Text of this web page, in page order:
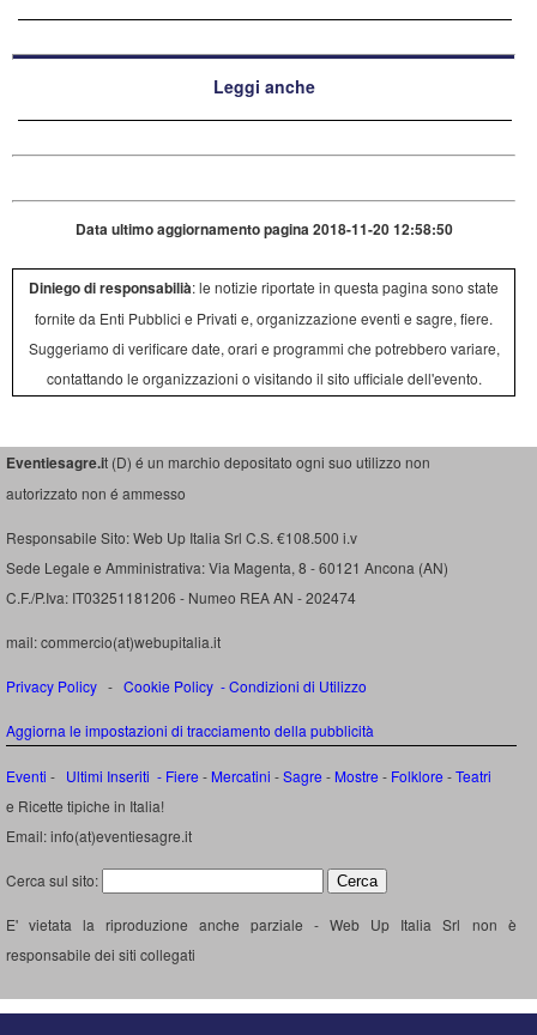
Leggi anche
Data ultimo aggiornamento pagina 2018-11-20 12:58:50
Diniego di responsabilià: le notizie riportate in questa pagina sono state
fornite da Enti Pubblici e Privati e, organizzazione eventi e sagre, fiere.
Suggeriamo di verificare date, orari e programmi che potrebbero variare,
contattando le organizzazioni o visitando il sito ufficiale dell'evento.
Eventiesagre.it (D) é un marchio depositato ogni suo utilizzo non
autorizzato non é ammesso
Responsabile Sito: Web Up Italia Srl C.S. €108.500 i.v
Sede Legale e Amministrativa: Via Magenta, 8 - 60121 Ancona (AN)
C.F./P.Iva: IT03251181206 - Numeo REA AN - 202474
mail: commercio(at)webupitalia.it
Privacy Policy - Cookie Policy -Condizioni di Utilizzo
Aggiorna le impostazioni di tracciamento della pubblicità
Eventi - Ultimi Inseriti - Fiere - Mercatini -Sagre - Mostre - Folklore -Teatri
e Ricette tipiche in Italia!
Email: info(at)eventiesagre.it
Cerca sul sito:
E' vietata la riproduzione anche parziale - Web Up Italia Srl non è
responsabile dei siti collegati